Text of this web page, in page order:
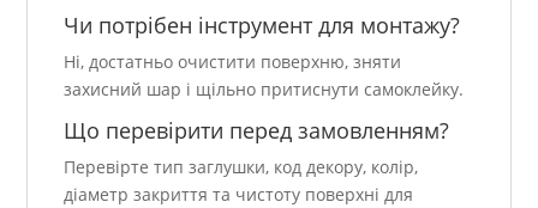
Чи потрібен інструмент для монтажу?
Ні, достатньо очистити поверхню, зняти
захисний шар і щільно притиснути самоклейку.
Що перевірити перед замовленням?
Перевірте тип заглушки, код декору, колір,
діаметр закриття та чистоту поверхні для